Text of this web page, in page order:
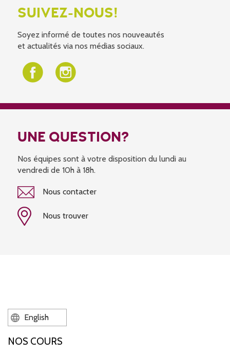
SUIVEZ-NOUS!
Soyez informé de toutes nos nouveautés
et actualités via nos médias sociaux.
UNE QUESTION?
Nos équipes sont à votre disposition du lundi au
vendredi de 10h à 18h.
Nous contacter
Nous trouver
English
NOS COURS